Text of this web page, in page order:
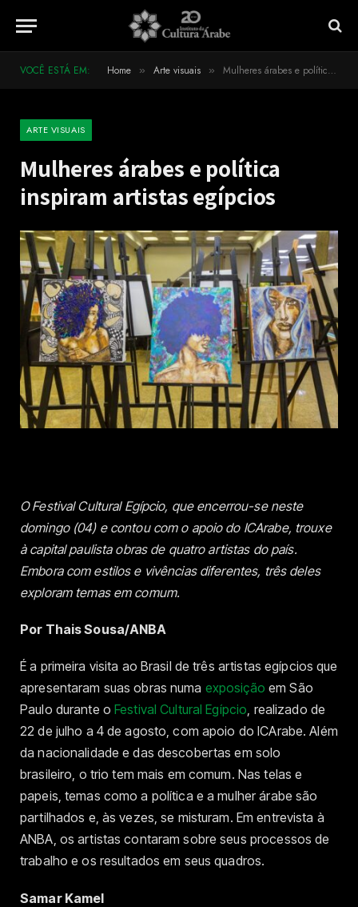
VOCÊ ESTÁ EM: Home » Arte visuais » Mulheres árabes e política inspiram artistas egípcios
ARTE VISUAIS
Mulheres árabes e política
inspiram artistas egípcios
O Festival Cultural Egípcio, que encerrou-se neste
domingo (04) e contou com o apoio do ICArabe, trouxe
à capital paulista obras de quatro artistas do país.
Embora com estilos e vivências diferentes, três deles
exploram temas em comum.
Por Thais Sousa/ANBA
É a primeira visita ao Brasil de três artistas egípcios que
apresentaram suas obras numa exposição em São
Paulo durante oFestival Cultural Egípcio, realizado de
22 de julho a 4 de agosto, com apoio do ICArabe. Além
da nacionalidade e das descobertas em solo
brasileiro, o trio tem mais em comum. Nas telas e
papeis, temas como a política e a mulher árabe são
partilhados e, às vezes, se misturam. Em entrevista à
ANBA, os artistas contaram sobre seus processos de
trabalho e os resultados em seus quadros.
Samar Kamel